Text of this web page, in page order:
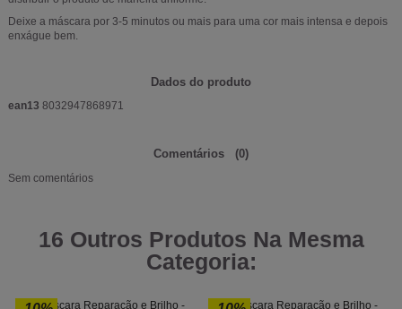
Deixe a máscara por 3-5 minutos ou mais para uma cor mais intensa e depois
enxágue bem.
Dados do produto
ean13 8032947868971
Comentários (0)
Sem comentários
16 Outros Produtos Na Mesma
Categoria: